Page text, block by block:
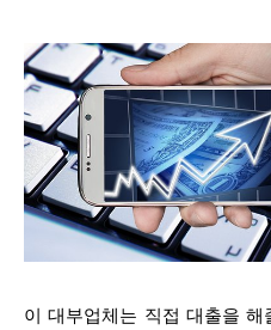
이 대부업체는 직접 대출을